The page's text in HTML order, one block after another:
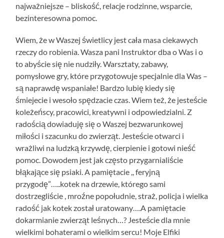
najważniejsze – bliskość, relacje rodzinne, wsparcie,
bezinteresowna pomoc.
Wiem, że w Waszej świetlicy jest cała masa ciekawych
rzeczy do robienia. Wasza pani Instruktor dba o Was i o
to abyście się nie nudziły. Warsztaty, zabawy,
pomysłowe gry, które przygotowuje specjalnie dla Was –
są naprawdę wspaniałe! Bardzo lubię kiedy się
śmiejecie i wesoło spędzacie czas. Wiem też, że jesteście
koleżeńscy, pracowici, kreatywni i odpowiedzialni. Z
radością dowiaduję się o Waszej bezwarunkowej
miłości i szacunku do zwierząt. Jesteście otwarci i
wrażliwi na ludzką krzywdę, cierpienie i gotowi nieść
pomoc. Dowodem jest jak często przygarnialiście
błąkające się psiaki. A pamiętacie ,, feryjną
przygodę”…..kotek na drzewie, którego sami
dostrzegliście , mroźne popołudnie, straż, policja i wielka
radość jak kotek został uratowany….A pamiętacie
dokarmianie zwierząt leśnych…? Jesteście dla mnie
wielkimi bohaterami o wielkim sercu! Moje Elfiki